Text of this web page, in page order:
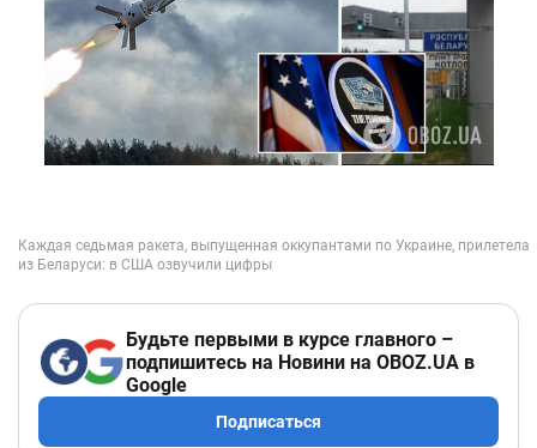
Будьте первыми в курсе главного –
подпишитесь на Новини на OBOZ.UA в
Google
Подписаться